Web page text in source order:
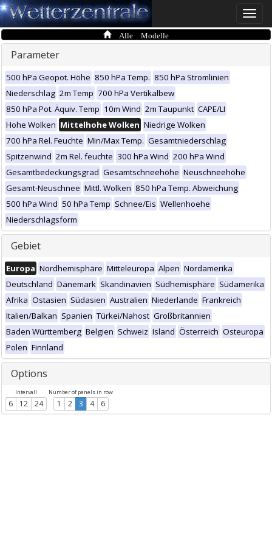
Toggle
Alle Modelle
Parameter
500 hPa Geopot. Höhe 850 hPa Temp. 850 hPa Stromlinien
Niederschlag 2m Temp 700 hPa Vertikalbew
850 hPa Pot. Äquiv. Temp 10m Wind 2m Taupunkt CAPE/LI
Hohe Wolken Mittelhohe Wolken Niedrige Wolken
700 hPa Rel. Feuchte Min/Max Temp. Gesamtniederschlag
Spitzenwind 2m Rel. feuchte 300 hPa Wind 200 hPa Wind
Gesamtbedeckungsgrad Gesamtschneehöhe Neuschneehöhe
Gesamt-Neuschnee Mittl. Wolken 850 hPa Temp. Abweichung
500 hPa Wind 50 hPa Temp Schnee/Eis Wellenhoehe
Niederschlagsform
Gebiet
Europa Nordhemisphäre Mitteleuropa Alpen Nordamerika
Deutschland Dänemark Skandinavien Südhemisphäre Südamerika
Afrika Ostasien Südasien Australien Niederlande Frankreich
Italien/Balkan Spanien Türkei/Nahost Großbritannien
Baden Württemberg Belgien Schweiz Island Österreich Osteuropa
Polen Finnland
Options
Intervall
6 12 24
Number of panels in row
1 2 3 4 6